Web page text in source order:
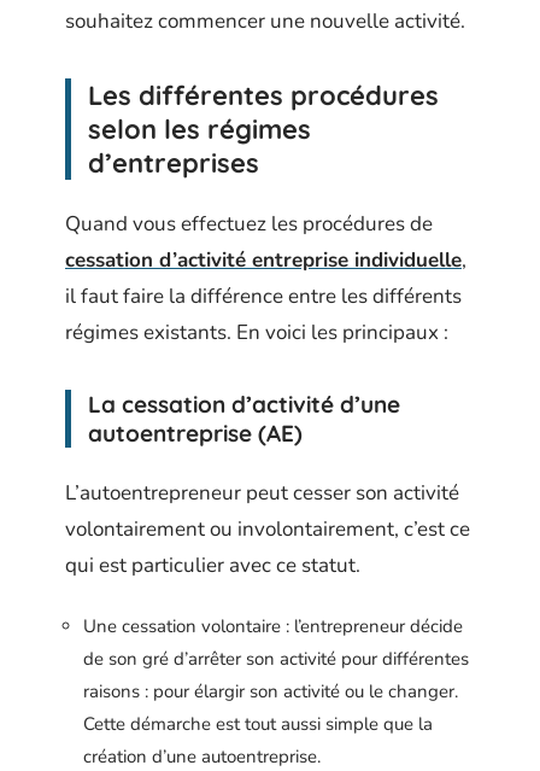
souhaitez commencer une nouvelle activité.
Les différentes procédures
selon les régimes
d’entreprises
Quand vous effectuez les procédures de
cessation d’activité entreprise individuelle,
il faut faire la différence entre les différents
régimes existants. En voici les principaux :
La cessation d’activité d’une
autoentreprise (AE)
L’autoentrepreneur peut cesser son activité
volontairement ou involontairement, c’est ce
qui est particulier avec ce statut.
Une cessation volontaire : l’entrepreneur décide
de son gré d’arrêter son activité pour différentes
raisons : pour élargir son activité ou le changer.
Cette démarche est tout aussi simple que la
création d’une autoentreprise.